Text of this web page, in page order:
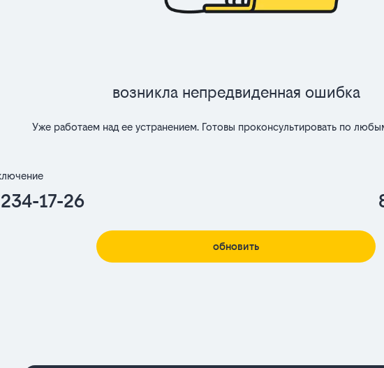
Возникла непредвиденная ошибка
Уже работаем над ее устранением. Готовы проконсультировать по
17-26
обновить